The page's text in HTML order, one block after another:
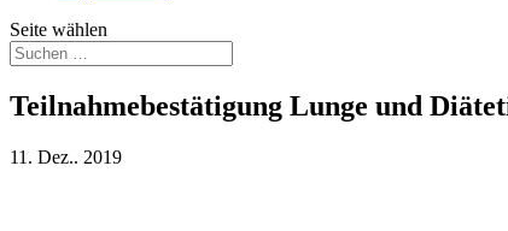
Seite wählen
Teilnahmebestätigung Lunge und
11. Dez.. 2019